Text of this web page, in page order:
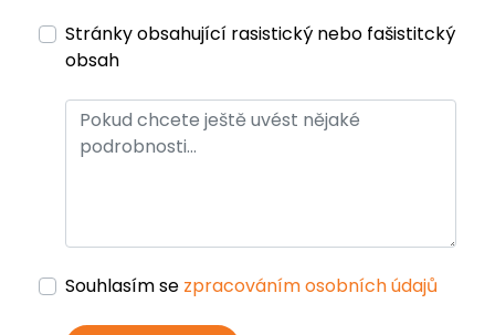
Stránky obsahující rasistický nebo fašistitcký
obsah
Souhlasím se zpracováním osobních údajů